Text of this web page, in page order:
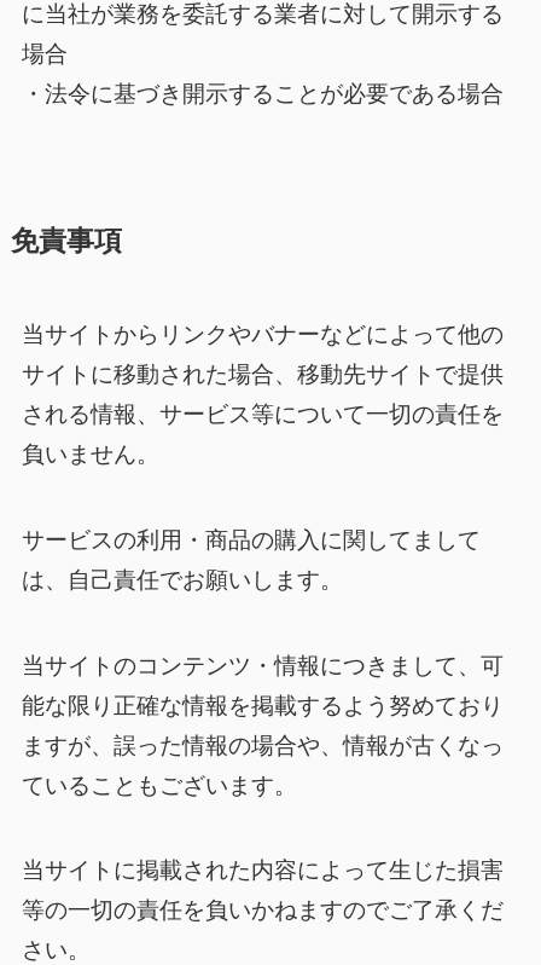
に当社が業務を委託する業者に対して開示する
場合
・法令に基づき開示することが必要である場合
免責事項
当サイトからリンクやバナーなどによって他の
サイトに移動された場合、移動先サイトで提供
される情報、サービス等について一切の責任を
負いません。
サービスの利用・商品の購入に関してまして
は、自己責任でお願いします。
当サイトのコンテンツ・情報につきまして、可
能な限り正確な情報を掲載するよう努めており
ますが、誤った情報の場合や、情報が古くなっ
ていることもございます。
当サイトに掲載された内容によって生じた損害
等の一切の責任を負いかねますのでご了承くだ
さい。